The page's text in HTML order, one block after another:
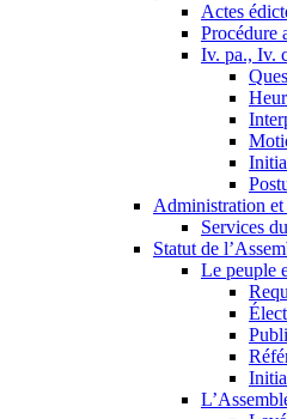
Actes
Procédure
Iv. pa., Iv.
Administration
Services
Statut de
Le peuple